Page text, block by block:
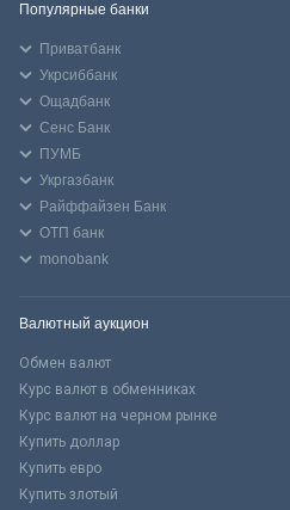
Популярные банки
Приватбанк
Укрсиббанк
Ощадбанк
Сенс Банк
ПУМБ
Укргазбанк
Райффайзен Банк
ОТП банк
monobank
Валютный аукцион
Обмен валют
Курс валют в обменниках
Курс валют на черном рынке
Купить доллар
Купить евро
Купить злотый